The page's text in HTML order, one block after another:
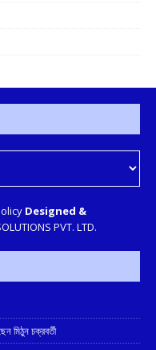
Designed &
PVT. LTD.
মিঠুন চক্রবর্তী